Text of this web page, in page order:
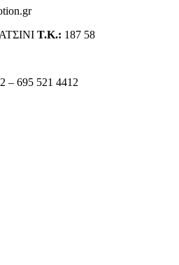
Τ.Κ.: 187 58
– 695 521 4412